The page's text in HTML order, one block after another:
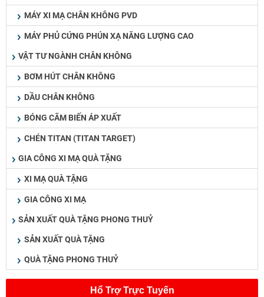
MÁY XI MẠ CHÂN KHÔNG PVD
MÁY PHỦ CỨNG PHÚN XẠ NĂNG LƯỢNG CAO
VẬT TƯ NGÀNH CHÂN KHÔNG
BƠM HÚT CHÂN KHÔNG
DẦU CHÂN KHÔNG
BÓNG CÃM BIẾN ÁP XUẤT
CHÉN TITAN (TITAN TARGET)
GIA CÔNG XI MẠ QUÀ TẶNG
XI MẠ QUÀ TẶNG
GIA CÔNG XI MẠ
SẢN XUẤT QUÀ TẶNG PHONG THUỶ
SẢN XUẤT QUÀ TẶNG
QUÀ TẶNG PHONG THUỶ
Hổ Trợ Trực Tuyến